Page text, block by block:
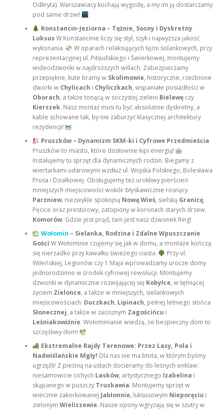
Odkryta). Warszawiacy kochają wygodę, a my im ją dostarczamy
pod same drzwi!
Konstancin-Jeziorna – Tężnie, Sosny i Dyskretny
Luksus W Konstancinie liczy się styl, szyk i najwyższa jakość
wykonania.
W oparach relaksujących tężni solankowych, przy
reprezentacyjnej ul. Piłsudskiego i Świerkowej, montujemy
wideodzwonki w najdroższych willach. Zabezpieczamy
przepiękne, kute bramy w Skolimowie, historyczne, rzeźbione
dworki w Chylicach i Chyliczkach, wspaniałe posiadłości w
Oborach, a także tonącą w soczystej zieleni Bielawęczy
Kierszek. Nasz montaż musi tu być absolutnie dyskretny, a
kable schowane tak, by nie zaburzyć klasycznej architektury
rezydencji!
Pruszków – Dynamizm SKM-ki i Cyfrowe Przedmieścia
Pruszków to miasto, które dosłownie kipi energią!
Instalujemy tu sprzęt dla dynamicznych rodzin. Biegamy z
wiertarkami udarowymi wzdłuż ul. Wojska Polskiego, Bolesława
Prusa i Działkowej. Obsługujemy też urokliwy pierścień
mniejszych miejscowości wokół: błyskawicznie rosnący
Parzniew, niezwykle spokojną Nową Wieś, sielską Granicę,
Pęcice oraz prestiżowy, zatopiony w koronach starych drzew
Komorów. Gdzie jest prąd, tam jest nasz dzwonek Ring!
Wołomin – Sielanka, Rodzina i Zdalne Wpuszczanie
Gości W Wołominie czujemy się jak w domu, a montaże kończą
się nierzadko przy kawałku świeżego ciasta.
Przy ul.
Wileńskiej, Legionów czy 1 Maja wprowadzamy urocze domy
jednorodzinne w środek cyfrowej rewolucji. Montujemy
dzwonki w dynamicznie rozwijającej się Kobyłce, w tętniącej
życiem Zielonce, a także w mniejszych, sielankowych
miejscowościach: Duczkach, Lipinach, pełnej letniego słońca
Słonecznej, a także w zacisznym Zagościńcu i
Leśniakowiźnie. Wołominianie wiedzą, że bezpieczny dom to
szczęśliwy dom!
Ekstremalne Rajdy Terenowe: Przez Lasy, Pola i
Nadwiślańskie Mgły! Dla nas nie ma błota, w którym byśmy
ugrzęźli! Z pieśnią na ustach docieramy do leśnych enklaw:
niesamowicie cichych Lasków, artystycznego Izabelina i
skąpanego w puszczy Truskawia. Montujemy sprzęt w
wiecznie zakorkowanej Jabłonnie, luksusowym Nieporęciu i
zielonym Wieliszewie. Nasze opony wgryzają się w szutry w